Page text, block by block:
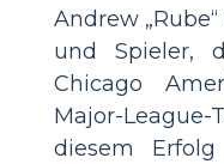
Andrew
und Spieler,
Chicago
Major-
diesem